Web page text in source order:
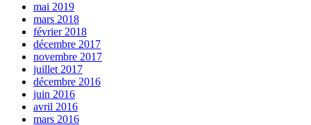
mai 2019
mars 2018
février 2018
décembre 2017
novembre 2017
juillet 2017
décembre 2016
juin 2016
avril 2016
mars 2016